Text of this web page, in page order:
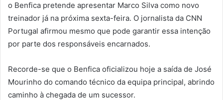
o Benfica pretende apresentar Marco Silva como novo
treinador já na próxima sexta-feira. O jornalista da CNN
Portugal afirmou mesmo que pode garantir essa intenção
por parte dos responsáveis encarnados.
Recorde-se que o Benfica oficializou hoje a saída de José
Mourinho do comando técnico da equipa principal, abrindo
caminho à chegada de um sucessor.